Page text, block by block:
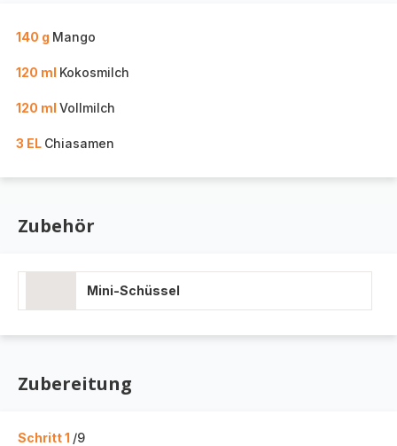
140 g Mango
120 ml Kokosmilch
120 ml Vollmilch
3 EL Chiasamen
Zubehör
Mini-Schüssel
Zubereitung
Schritt 1 /9